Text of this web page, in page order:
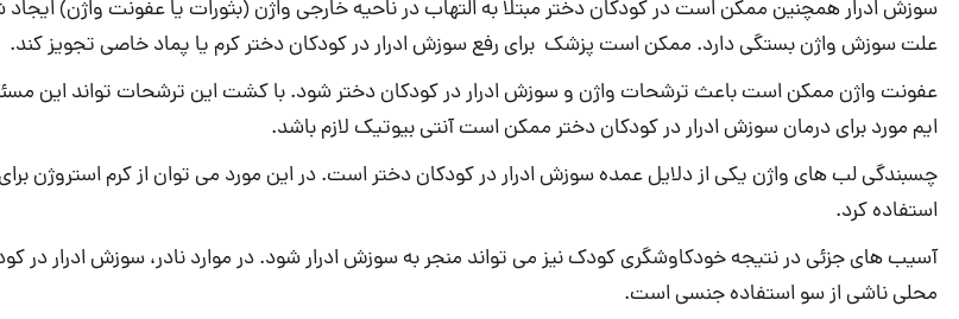
سوزش ادرار همچنین ممکن است در کودکان دختر مبتلا به التهاب در ناحیه خارجی واژن (بثورات یا عفونت واژن)
علت سوزش واژن بستگی دارد. ممکن است پزشک برای رفع سوزش ادرار در کودکان دختر کرم یا پماد خاصی تجویز کند.
عفونت واژن ممکن است باعث ترشحات واژن و سوزش ادرار در کودکان دختر شود. با کشت این ترشحات تواند این
ایم مورد برای درمان سوزش ادرار در کودکان دختر ممکن است آنتی بیوتیک لازم باشد.
چسبندگی لب های واژن یکی از دلایل عمده سوزش ادرار در کودکان دختر است. در این مورد می توان از کرم استروژن
استفاده کرد.
آسیب های جزئی در نتیجه خودکاوشگری کودک نیز می تواند منجر به سوزش ادرار شود. در موارد نادر، سوزش ادرار در
محلی ناشی از سو استفاده جنسی است.